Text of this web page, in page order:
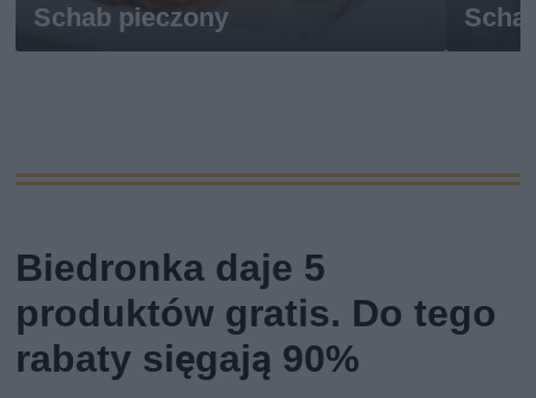
Schab pieczony
Biedronka daje 5
produktów gratis. Do tego
rabaty sięgają 90%